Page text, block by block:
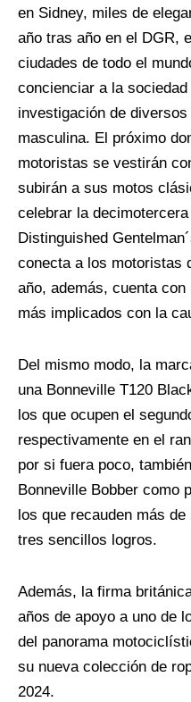
en Sidney, miles de
año tras año en el DGR,
ciudades de todo el
concienciar a la
investigación de
masculina. El próximo
motoristas se vestirán
subirán a sus motos
celebrar la decimotercera
Distinguished
conecta a los motoristas
año, además, cuenta
más implicados con la
Del mismo modo, la
una Bonneville T120
los que ocupen el
respectivamente en el
por si fuera poco,
Bonneville Bobber como
los que recauden más
tres sencillos logros.
Además, la firma
años de apoyo a uno de
del panorama
su nueva colección de
2024.